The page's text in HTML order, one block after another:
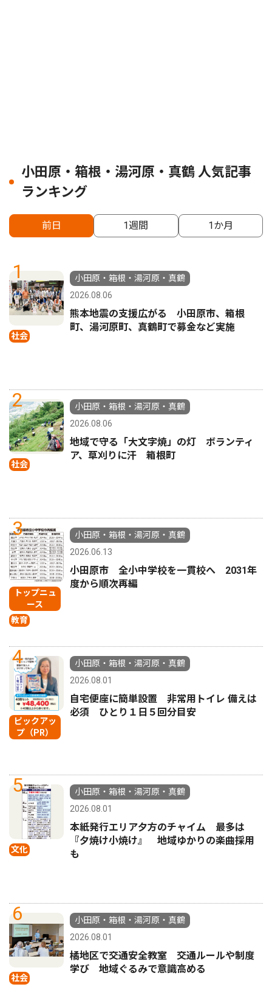
小田原・箱根・湯河原・真鶴 人気記事
ランキング
前日 1週間 1か月
1
社会
小田原・箱根・湯河原・真鶴
2026.08.06
熊本地震の支援広がる 小田原市、箱根
町、湯河原町、真鶴町で募金など実施
2
社会
小田原・箱根・湯河原・真鶴
2026.08.06
地域で守る「大文字焼」の灯 ボランティ
ア、草刈りに汗 箱根町
3
トップニュ
ース
教育
小田原・箱根・湯河原・真鶴
2026.06.13
小田原市 全小中学校を一貫校へ 2031年
度から順次再編
4
ピックアッ
プ（PR）
小田原・箱根・湯河原・真鶴
2026.08.01
自宅便座に簡単設置 非常用トイレ 備えは
必須 ひとり１日５回分目安
5
文化
小田原・箱根・湯河原・真鶴
2026.08.01
本紙発行エリア夕方のチャイム 最多は
『夕焼け小焼け』 地域ゆかりの楽曲採用
も
6
社会
小田原・箱根・湯河原・真鶴
2026.08.01
橘地区で交通安全教室 交通ルールや制度
学び 地域ぐるみで意識高める